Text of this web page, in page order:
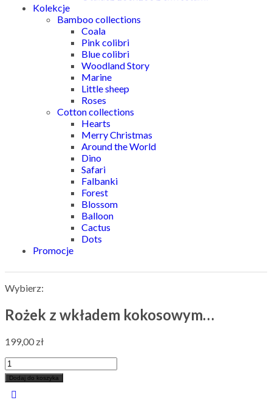
Kolekcje
Bamboo collections
Coala
Pink colibri
Blue colibri
Woodland Story
Marine
Little sheep
Roses
Cotton collections
Hearts
Merry Christmas
Around the World
Dino
Safari
Falbanki
Forest
Blossom
Balloon
Cactus
Dots
Promocje
Wybierz:
Rożek z wkładem kokosowym…
199,00 zł
Dodaj do koszyka